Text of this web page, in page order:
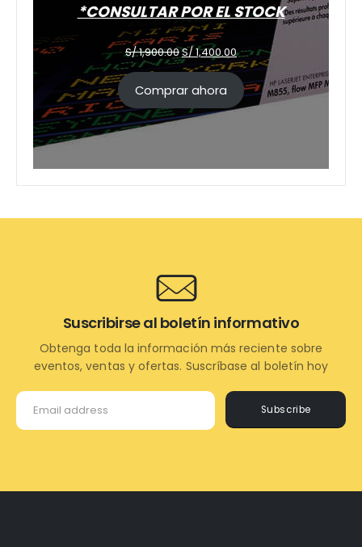
*CONSULTAR POR EL STOCK
S/1,900.00El
precio
original
era:
S/ 1,900.00.
S/1,400.00El
precio
actual
es:
S/ 1,400.00.
Comprar ahora
Subscribe
Suscribirse al boletín informativo
Obtenga toda la información más reciente sobre
eventos, ventas y ofertas. Suscríbase al boletín hoy